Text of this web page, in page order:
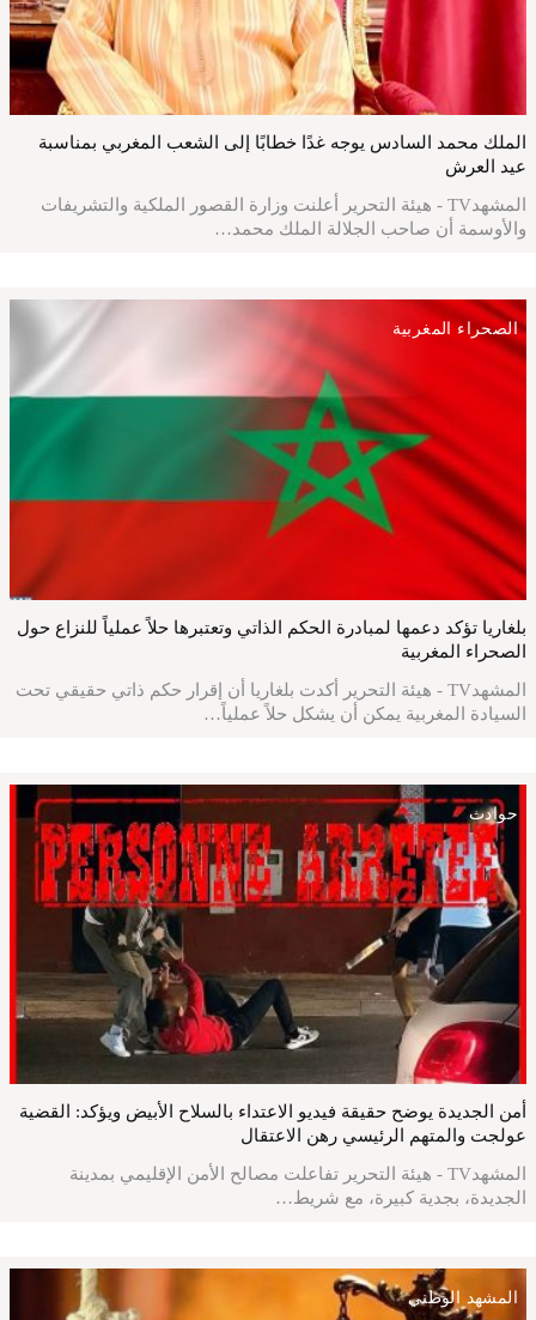
الملك محمد السادس يوجه غدًا خطابًا إلى الشعب المغربي بمناسبة
عيد العرش
المشهدTV - هيئة التحرير أعلنت وزارة القصور الملكية والتشريفات
والأوسمة أن صاحب الجلالة الملك محمد…
الصحراء المغربية
بلغاريا تؤكد دعمها لمبادرة الحكم الذاتي وتعتبرها حلاً عملياً للنزاع حول
الصحراء المغربية
المشهدTV - هيئة التحرير أكدت بلغاريا أن إقرار حكم ذاتي حقيقي تحت
السيادة المغربية يمكن أن يشكل حلاً عملياً…
حوادث
أمن الجديدة يوضح حقيقة فيديو الاعتداء بالسلاح الأبيض ويؤكد: القضية
عولجت والمتهم الرئيسي رهن الاعتقال
المشهدTV - هيئة التحرير تفاعلت مصالح الأمن الإقليمي بمدينة
الجديدة، بجدية كبيرة، مع شريط…
المشهد الوطني